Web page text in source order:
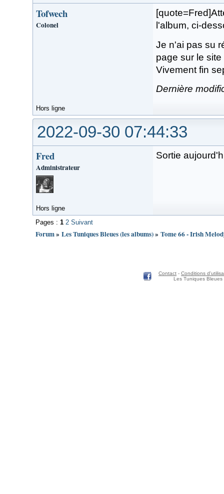
Tofwech
Colonel
l'album, ci-
Je n'ai pas su
page sur le
Vivement fin
Dernière
Hors ligne
2022-09-30 07:44:33
Fred
Administrateur
Sortie
Hors ligne
Pages : 1 2 Suivant
Forum» Les Tuniques Bleues (les albums)» Tome 66 - Irish
Contact - Conditions
Les Tuniques